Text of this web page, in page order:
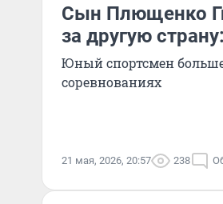
Сын Плющенко
за другую
Юный спортсмен
соревнованиях
21 мая, 2026, 20:57 238